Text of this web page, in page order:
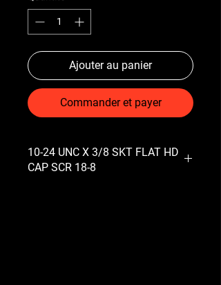
Ajouter au panier
Commander et payer
10-24 UNC X 3/8 SKT FLAT HD
CAP SCR 18-8